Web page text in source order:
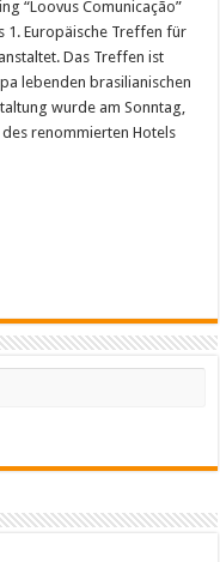
“Loovus Comunicação”
1. Europäische Treffen für
Das Treffen ist
lebenden brasilianischen
wurde am Sonntag,
renommierten Hotels